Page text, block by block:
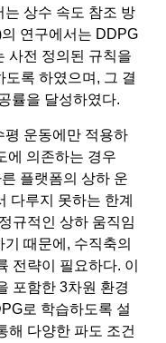
상수 속도 참조 방
연구에서는 DDPG
사전 정의된 규칙을
록 하였으며, 그 결
률을 달성하였다.
평 운동에만 적용하
에 의존하는 경우
플랫폼의 상하 운
다루지 못하는 한계
규적인 상하 움직임
때문에, 수직축의
전략이 필요하다. 이
포함한 3차원 환경
로 학습하도록 설
해 다양한 파도 조건